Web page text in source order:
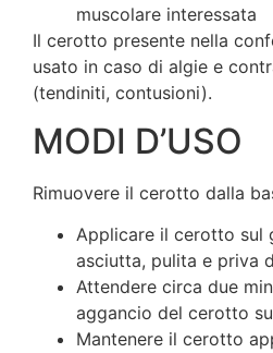
muscolare interessata
Il cerotto presente nella
usato in caso di algie e
(tendiniti, contusioni).
MODI D’USO
Rimuovere il cerotto dalla
Applicare il cerotto sul
asciutta, pulita e priva
Attendere circa due
aggancio del cerotto
Mantenere il cerotto